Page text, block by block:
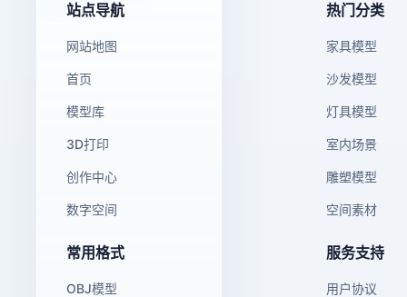
站点导航
网站地图
首页
模型库
3D打印
创作中心
数字空间
热门分类
家具模型
沙发模型
灯具模型
室内场景
雕塑模型
空间素材
常用格式
OBJ模型
服务支持
用户协议